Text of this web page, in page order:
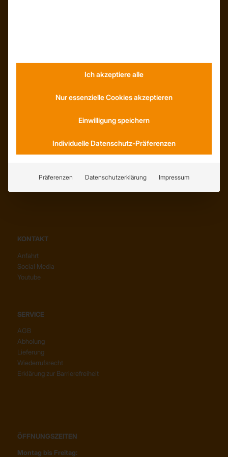
Dachformen
Wissenswertes
WhatsApp
KONTAKT
Anfahrt
Social Media
Youtube
SERVICE
AGB
Abholung
Lieferung
Wiederrufsrecht
Erklärung zur Barrierefreiheit
ÖFFNUNGSZEITEN
Montag bis Freitag:
Ich akzeptiere alle
Nur essenzielle Cookies akzeptieren
Einwilligung speichern
Individuelle Datenschutz-Präferenzen
Präferenzen Datenschutzerklärung Impressum